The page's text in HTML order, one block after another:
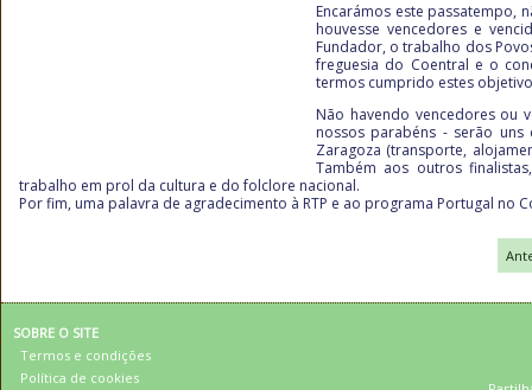
Encarámos este passatempo,
houvesse vencedores e
Fundador, o trabalho dos
freguesia do Coentral e o
termos cumprido estes
Não havendo vencedores ou
nossos parabéns - serão
Zaragoza (transporte,
Também aos outros
trabalho em prol da cultura e do folclore nacional.
Por fim, uma palavra de agradecimento à RTP e ao programa Portugal no
SOBRE O SITE
Termos e condições
Política de cookies